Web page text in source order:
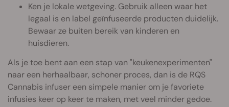
Ken je lokale wetgeving. Gebruik alleen waar het
legaal is en label geïnfuseerde producten duidelijk.
Bewaar ze buiten bereik van kinderen en
huisdieren.
Als je toe bent aan een stap van "keukenexperimenten"
naar een herhaalbaar, schoner proces, dan is de RQS
Cannabis infuser een simpele manier om je favoriete
infusies keer op keer te maken, met veel minder gedoe.